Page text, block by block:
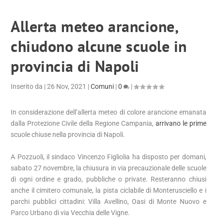
Allerta meteo arancione,
chiudono alcune scuole in
provincia di Napoli
Inserito da |26 Nov, 2021 |Comuni |0 |
In considerazione dell’allerta meteo di colore arancione emanata
dalla Protezione Civile della Regione Campania, arrivano le prime
scuole chiuse nella provincia di Napoli.
A Pozzuoli, il sindaco Vincenzo Figliolia ha disposto per domani,
sabato 27 novembre, la chiusura in via precauzionale delle scuole
di ogni ordine e grado, pubbliche o private. Resteranno chiusi
anche il cimitero comunale, la pista ciclabile di Monterusciello e i
parchi pubblici cittadini: Villa Avellino, Oasi di Monte Nuovo e
Parco Urbano di via Vecchia delle Vigne.